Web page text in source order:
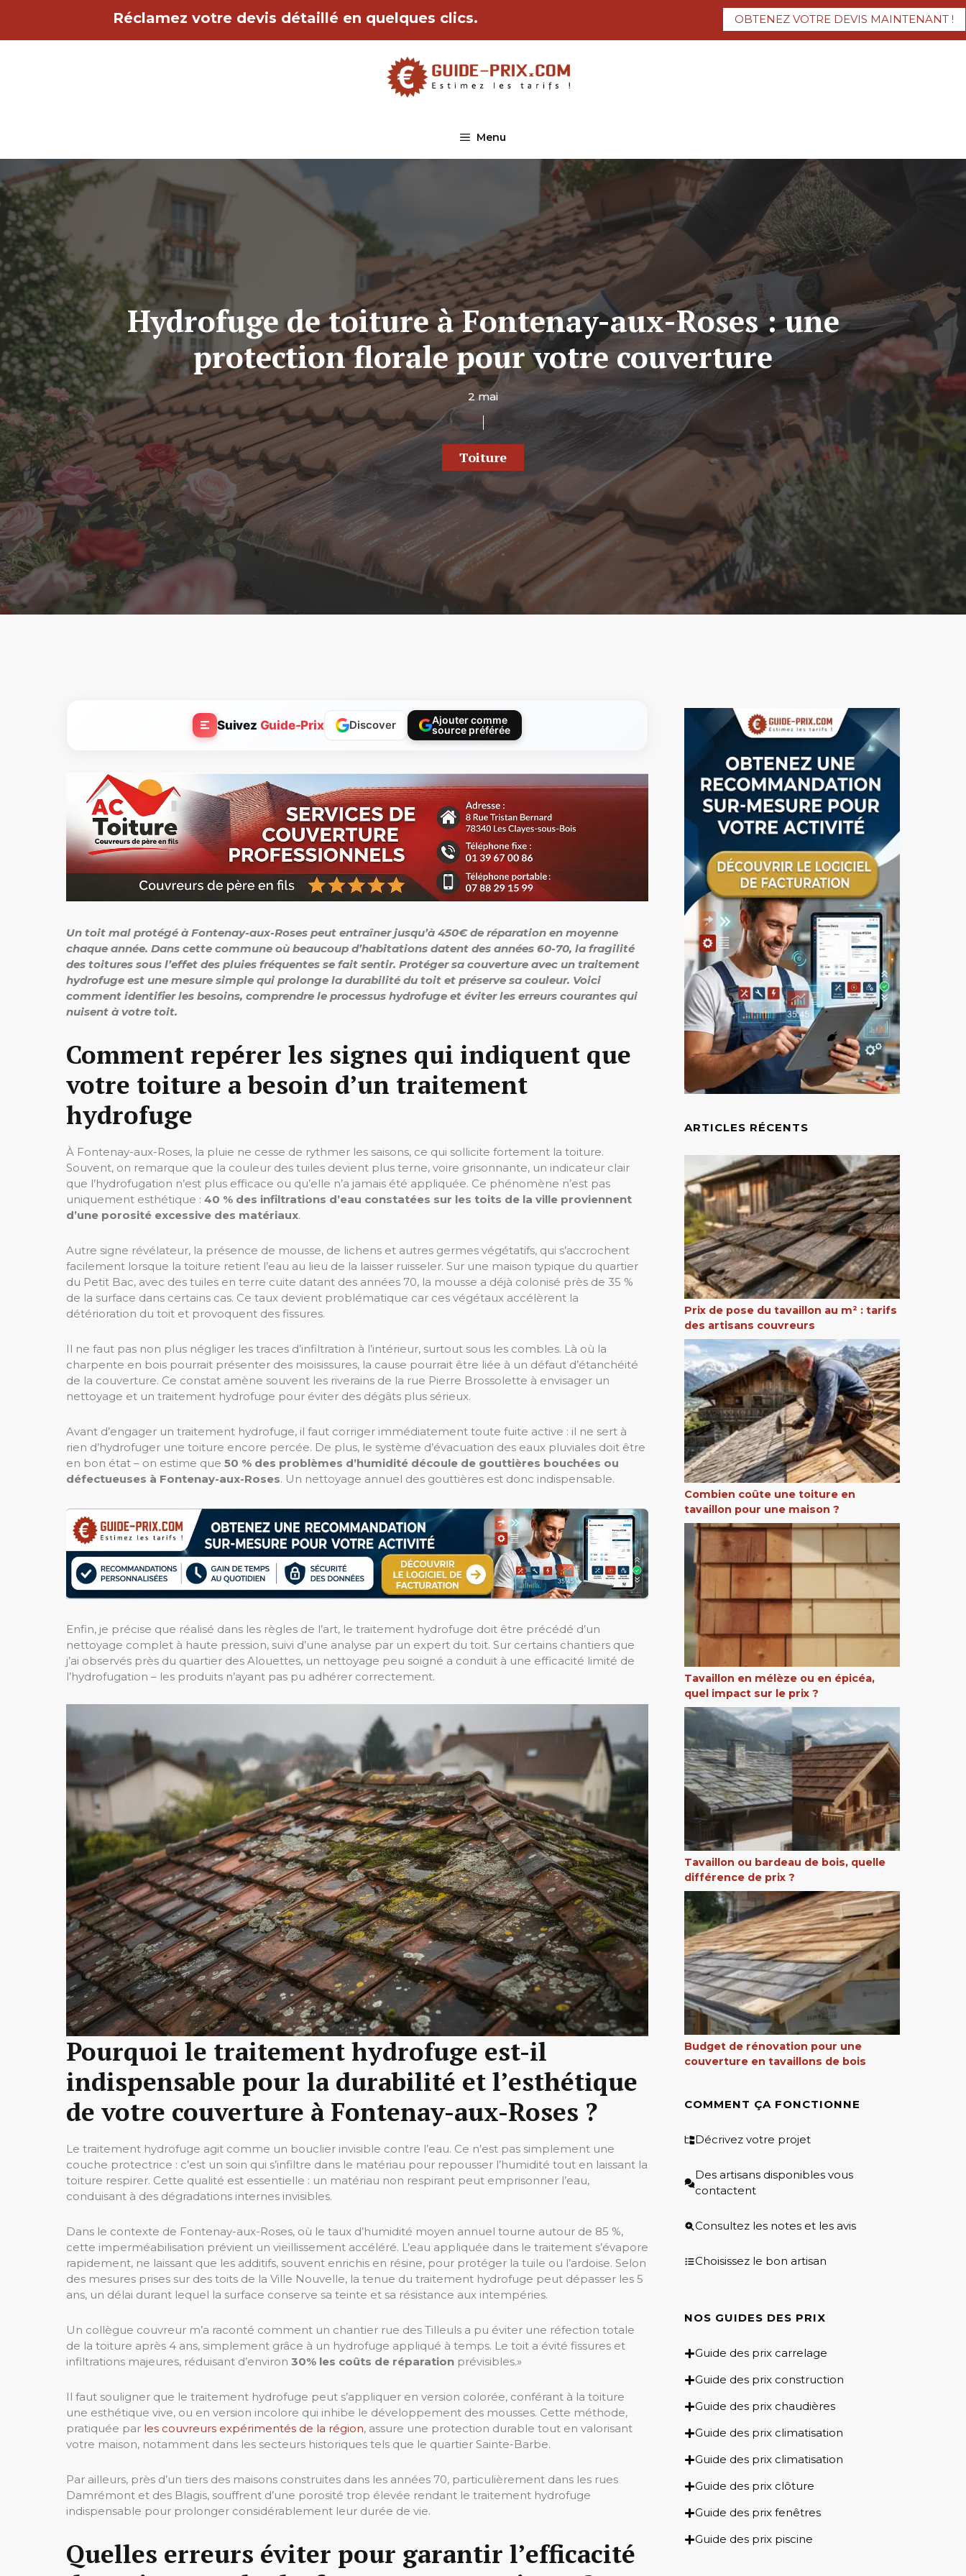
contenu
Réclamez votre devis détaillé en quelques clics. OBTENEZ VOTRE DEVIS MAINTENANT !
Menu
Hydrofuge de toiture à Fontenay-aux-Roses : une
protection florale pour votre couverture
2 mai
Toiture
Suivez Guide-Prix Discover
Ajouter comme
source préférée
Un toit mal protégé à Fontenay-aux-Roses peut entraîner jusqu’à 450€ de réparation en moyenne
chaque année. Dans cette commune où beaucoup d’habitations datent des années 60-70, la fragilité
des toitures sous l’effet des pluies fréquentes se fait sentir. Protéger sa couverture avec un traitement
hydrofuge est une mesure simple qui prolonge la durabilité du toit et préserve sa couleur. Voici
comment identifier les besoins, comprendre le processus hydrofuge et éviter les erreurs courantes qui
nuisent à votre toit.
Comment repérer les signes qui indiquent que
votre toiture a besoin d’un traitement
hydrofuge
À Fontenay-aux-Roses, la pluie ne cesse de rythmer les saisons, ce qui sollicite fortement la toiture.
Souvent, on remarque que la couleur des tuiles devient plus terne, voire grisonnante, un indicateur clair
que l’hydrofugation n’est plus efficace ou qu’elle n’a jamais été appliquée. Ce phénomène n’est pas
uniquement esthétique : 40 % des infiltrations d’eau constatées sur les toits de la ville proviennent
d’une porosité excessive des matériaux.
Autre signe révélateur, la présence de mousse, de lichens et autres germes végétatifs, qui s’accrochent
facilement lorsque la toiture retient l’eau au lieu de la laisser ruisseler. Sur une maison typique du quartier
du Petit Bac, avec des tuiles en terre cuite datant des années 70, la mousse a déjà colonisé près de 35 %
de la surface dans certains cas. Ce taux devient problématique car ces végétaux accélèrent la
détérioration du toit et provoquent des fissures.
Il ne faut pas non plus négliger les traces d’infiltration à l’intérieur, surtout sous les combles. Là où la
charpente en bois pourrait présenter des moisissures, la cause pourrait être liée à un défaut d’étanchéité
de la couverture. Ce constat amène souvent les riverains de la rue Pierre Brossolette à envisager un
nettoyage et un traitement hydrofuge pour éviter des dégâts plus sérieux.
Avant d’engager un traitement hydrofuge, il faut corriger immédiatement toute fuite active : il ne sert à
rien d’hydrofuger une toiture encore percée. De plus, le système d’évacuation des eaux pluviales doit être
en bon état – on estime que 50 % des problèmes d’humidité découle de gouttières bouchées ou
défectueuses à Fontenay-aux-Roses. Un nettoyage annuel des gouttières est donc indispensable.
Enfin, je précise que réalisé dans les règles de l’art, le traitement hydrofuge doit être précédé d’un
nettoyage complet à haute pression, suivi d’une analyse par un expert du toit. Sur certains chantiers que
j’ai observés près du quartier des Alouettes, un nettoyage peu soigné a conduit à une efficacité limité de
l’hydrofugation – les produits n’ayant pas pu adhérer correctement.
Pourquoi le traitement hydrofuge est-il
indispensable pour la durabilité et l’esthétique
de votre couverture à Fontenay-aux-Roses ?
Le traitement hydrofuge agit comme un bouclier invisible contre l’eau. Ce n’est pas simplement une
couche protectrice : c’est un soin qui s’infiltre dans le matériau pour repousser l’humidité tout en laissant la
toiture respirer. Cette qualité est essentielle : un matériau non respirant peut emprisonner l’eau,
conduisant à des dégradations internes invisibles.
Dans le contexte de Fontenay-aux-Roses, où le taux d’humidité moyen annuel tourne autour de 85 %,
cette imperméabilisation prévient un vieillissement accéléré. L’eau appliquée dans le traitement s’évapore
rapidement, ne laissant que les additifs, souvent enrichis en résine, pour protéger la tuile ou l’ardoise. Selon
des mesures prises sur des toits de la Ville Nouvelle, la tenue du traitement hydrofuge peut dépasser les 5
ans, un délai durant lequel la surface conserve sa teinte et sa résistance aux intempéries.
Un collègue couvreur m’a raconté comment un chantier rue des Tilleuls a pu éviter une réfection totale
de la toiture après 4 ans, simplement grâce à un hydrofuge appliqué à temps. Le toit a évité fissures et
infiltrations majeures, réduisant d’environ 30% les coûts de réparation prévisibles.»
Il faut souligner que le traitement hydrofuge peut s’appliquer en version colorée, conférant à la toiture
une esthétique vive, ou en version incolore qui inhibe le développement des mousses. Cette méthode,
pratiquée par les couvreurs expérimentés de la région, assure une protection durable tout en valorisant
votre maison, notamment dans les secteurs historiques tels que le quartier Sainte-Barbe.
Par ailleurs, près d’un tiers des maisons construites dans les années 70, particulièrement dans les rues
Damrémont et des Blagis, souffrent d’une porosité trop élevée rendant le traitement hydrofuge
indispensable pour prolonger considérablement leur durée de vie.
Quelles erreurs éviter pour garantir l’efficacité
ARTICLES RÉCENTS
Prix de pose du tavaillon au m² : tarifs
des artisans couvreurs
Combien coûte une toiture en
tavaillon pour une maison ?
Tavaillon en mélèze ou en épicéa,
quel impact sur le prix ?
Tavaillon ou bardeau de bois, quelle
différence de prix ?
Budget de rénovation pour une
couverture en tavaillons de bois
COMMENT ÇA FONCTIONNE
Décrivez votre projet
Des artisans disponibles vous
contactent
Consultez les notes et les avis
Choisissez le bon artisan
NOS GUIDES DES PRIX​
Guide des prix carrelage
Guide des prix construction
Guide des prix chaudières
Guide des prix climatisation
Guide des prix climatisation
Guide des prix clôture
Guide des prix fenêtres
Guide des prix piscine